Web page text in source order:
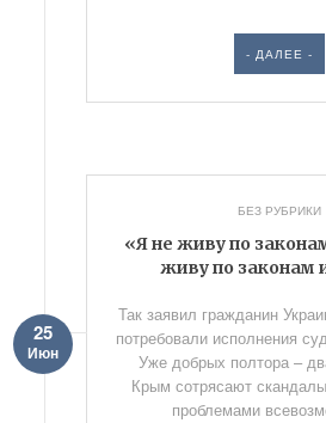
- ДАЛЕЕ -
БЕЗ РУБРИКИ
«Я не живу по
живу по законам
25
Июн
Так заявил гражданин
потребовали исполнения
Уже добрых полтора –
Крым сотрясают
проблемами